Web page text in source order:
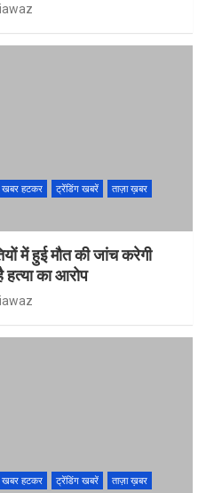
खबर हटकर ट्रेंडिंग खबरें
ताज़ा ख़बर
में हुई मौत की जांच करेगी
हत्या का आरोप
खबर हटकर ट्रेंडिंग खबरें
ताज़ा ख़बर